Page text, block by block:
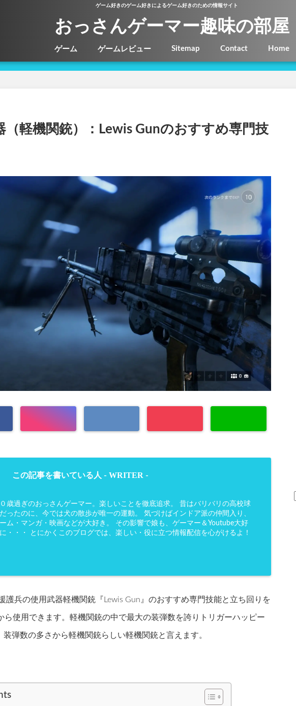
ゲーム好きのゲーム好きによるゲーム好きのための情報サイト
おっさんゲーマー趣味の部屋
ゲーム ゲームレビュー Sitemap Contact Home
（軽機関銃）：Lewis Gunのおすすめ専門技
この記事を書いている人 - WRITER -
歳過ぎのおっさんゲーマー。楽しいことを徹底追求。 昔はバリバリの高校球
ったのに、今では犬の散歩が唯一の運動。 気づけばインドア派の仲間入り、
ム・マンガ・映画などが大好き。 その影響で娘も、ゲーマー＆Youtube大好
・・・ とにかくこのブログでは、楽しい・役に立つ情報配信を心がけるよ！
護兵の使用武器軽機関銃『Lewis Gun』のおすすめ専門技能と立ち回りを
ら使用できます。軽機関銃の中で最大の装弾数を誇りトリガーハッピー
弾数の多さから軽機関銃らしい軽機関銃と言えます。